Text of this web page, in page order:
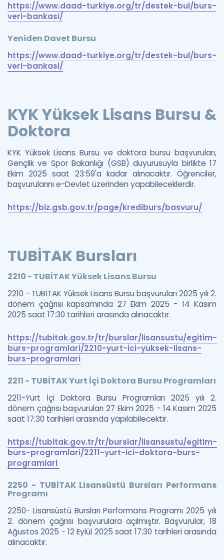
https://www.daad-turkiye.org/tr/destek-bul/burs-
veri-bankasi/
Yeniden Davet Bursu
https://www.daad-turkiye.org/tr/destek-bul/burs-
veri-bankasi/
KYK Yüksek Lisans Bursu &
Doktora
KYK Yüksek Lisans Bursu ve doktora bursu başvuruları,
Gençlik ve Spor Bakanlığı (GSB) duyurusuyla birlikte 17
Ekim 2025 saat 23:59'a kadar alınacaktır. Öğrenciler,
başvurularını e-Devlet üzerinden yapabileceklerdir.
https://biz.gsb.gov.tr/page/krediburs/basvuru/
TUBİTAK Bursları
2210 - TUBİTAK Yüksek Lisans Bursu
2210 - TUBİTAK Yüksek Lisans Bursu başvuruları 2025 yılı 2.
dönem çağrısı kapsamında 27 Ekim 2025 - 14 Kasım
2025 saat 17:30 tarihleri arasında alınacaktır.
https://tubitak.gov.tr/tr/burslar/lisansustu/egitim-
burs-programlari/2210-yurt-ici-yuksek-lisans-
burs-programlari
2211 - TUBİTAK Yurt İçi Doktora Bursu Programları
2211-Yurt İçi Doktora Bursu Programları 2025 yılı 2.
dönem çağrısı başvuruları 27 Ekim 2025 - 14 Kasım 2025
saat 17:30 tarihleri arasında yapılabilecektir.
https://tubitak.gov.tr/tr/burslar/lisansustu/egitim-
burs-programlari/2211-yurt-ici-doktora-burs-
programlari
2250 - TUBİTAK Lisansüstü Bursları Performans
Programı
2250- Lisansüstü Bursları Performans Programı 2025 yılı
2. dönem çağrısı başvurulara açılmıştır. Başvurular, 18
Ağustos 2025 - 12 Eylül 2025 saat 17:30 tarihleri arasında
alınacaktır.